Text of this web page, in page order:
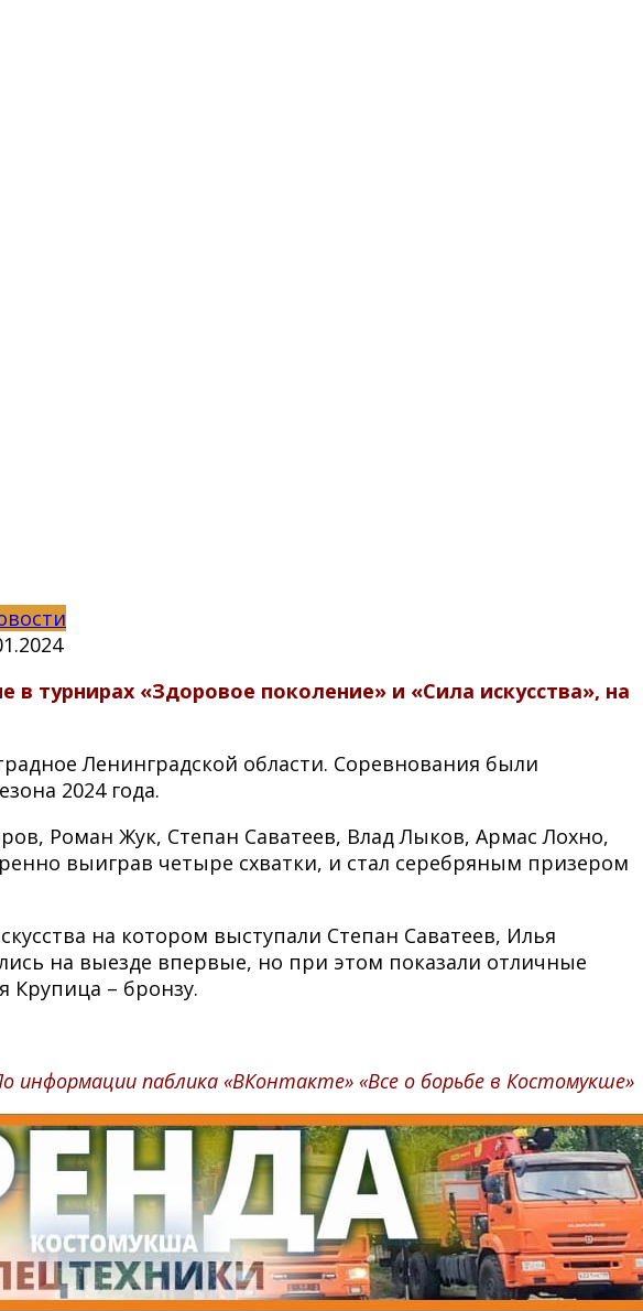
турнирах «Здоровое поколение» и «Сила искусства», на
Ленинградской области. Соревнования были
2024 года.
Роман Жук, Степан Саватеев, Влад Лыков, Армас Лохно,
выиграв четыре схватки, и стал серебряным призером
на котором выступали Степан Саватеев, Илья
на выезде впервые, но при этом показали отличные
Крупица – бронзу.
информации паблика «ВКонтакте» «Все о борьбе в Костомукше»